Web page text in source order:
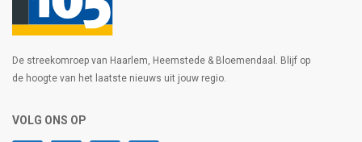
De streekomroep van Haarlem, Heemstede & Bloemendaal. Blijf op
de hoogte van het laatste nieuws uit jouw regio.
VOLG ONS OP